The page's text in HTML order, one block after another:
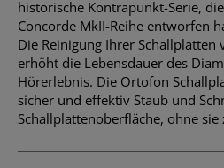
historische Kontrapunkt-Serie,
Concorde MkII-Reihe entworfen
Die Reinigung Ihrer Schallplatten
erhöht die Lebensdauer des
Hörerlebnis. Die Ortofon
sicher und effektiv Staub und
Schallplattenoberfläche, ohne sie